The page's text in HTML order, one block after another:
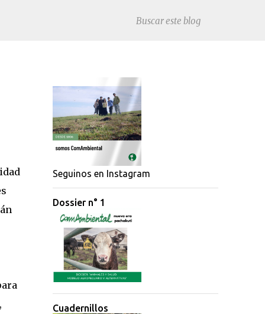
Seguinos en Instagram
Dossier n° 1
Cuadernillos